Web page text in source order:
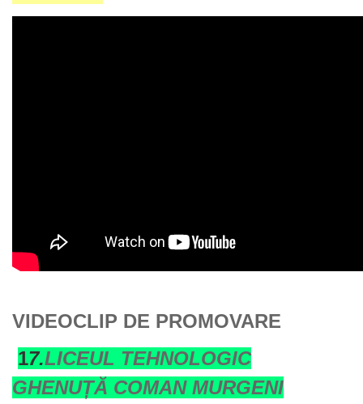
VIDEOCLIP DE PROMOVARE
17.LICEUL TEHNOLOGIC
GHENUȚĂ COMAN MURGENI